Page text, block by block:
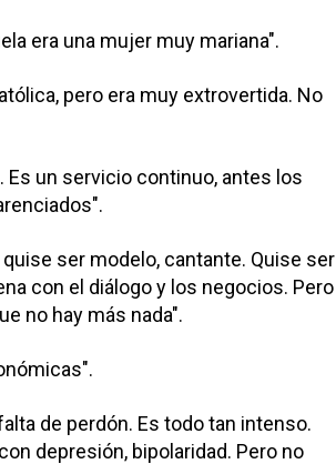
era una mujer muy mariana".
pero era muy extrovertida. No
Es un servicio continuo, antes los
ser modelo, cantante. Quise ser
con el diálogo y los negocios. Pero
no hay más nada".
de perdón. Es todo tan intenso.
depresión, bipolaridad. Pero no